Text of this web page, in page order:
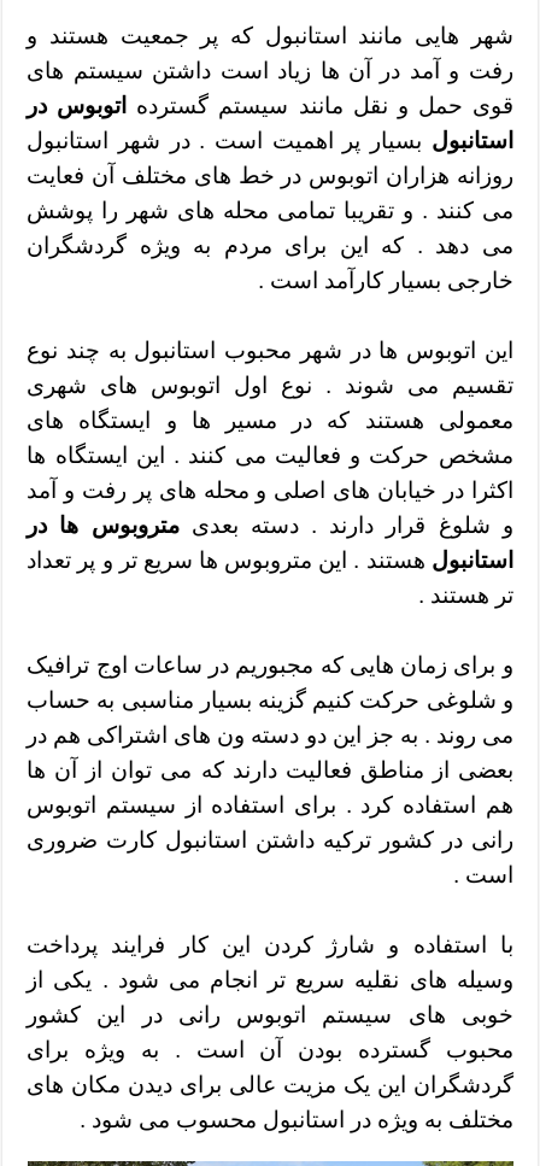
شهر هایی مانند استانبول که پر جمعیت هستند و
رفت و آمد در آن ها زیاد است داشتن سیستم های
قوی حمل و نقل مانند سیستم گسترده
اتوبوس در
استانبول بسیار پر اهمیت است . در شهر استانبول
روزانه هزاران اتوبوس در خط های مختلف آن فعایت
می کنند . و تقریبا تمامی محله های شهر را پوشش
می دهد . که این برای مردم به ویژه گردشگران
خارجی بسیار کارآمد است .
این اتوبوس ها در شهر محبوب استانبول به چند نوع
تقسیم می شوند . نوع اول اتوبوس های شهری
معمولی هستند که در مسیر ها و ایستگاه های
مشخص حرکت و فعالیت می کنند . این ایستگاه ها
اکثرا در خیابان های اصلی و محله های پر رفت و آمد
و شلوغ قرار دارند . دسته بعدیمتروبوس ها در
استانبول هستند . این متروبوس ها سریع تر و پر تعداد
تر هستند .
و برای زمان هایی که مجبوریم در ساعات اوج ترافیک
و شلوغی حرکت کنیم گزینه بسیار مناسبی به حساب
می روند . به جز این دو دسته ون های اشتراکی هم در
بعضی از مناطق فعالیت دارند که می توان از آن ها
هم استفاده کرد . برای استفاده از سیستم اتوبوس
رانی در کشور ترکیه داشتن استانبول‌ کارت ضروری
است .
با استفاده و شارژ کردن این کار فرایند پرداخت
وسیله های نقلیه سریع تر انجام می شود . یکی از
خوبی های سیستم اتوبوس رانی در این کشور
محبوب گسترده بودن آن است . به ویژه برای
گردشگران این یک مزیت عالی برای دیدن مکان های
مختلف به ویژه در استانبول محسوب می شود .